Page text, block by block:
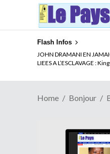
Flash Infos
JOHN DRAMANI EN
LIEES A L’ESCLAVAGE :
Home Bonjour